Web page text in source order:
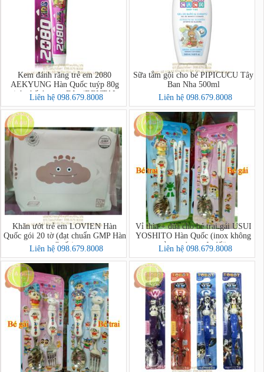
Kem đánh răng trẻ em 2080
AEKYUNG Hàn Quốc tuýp 80g
tinh chất hương Dâu (DENTAL
CLINIC 2080 Kids Toothpaste
(Strawberry))
Liên hệ 098.679.8008
Sữa tắm gội cho bé PIPICUCU Tây
Ban Nha 500ml
Liên hệ 098.679.8008
Khăn ướt trẻ em LOVIEN Hàn
Quốc gói 20 tờ (đạt chuẩn GMP Hàn
Quốc)
Liên hệ 098.679.8008
Vỉ thìa + đũa cho bé trai gái USUI
YOSHITO Hàn Quốc (inox không
gỉ,an toàn tuyệt đối)
Liên hệ 098.679.8008